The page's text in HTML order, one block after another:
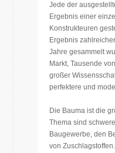
Jede der
Ergebnis einer
Konstrukteuren
Ergebnis
Jahre gesammelt
Markt, Tausende
großer
perfektere und
Die Bauma ist die
Thema sind
Baugewerbe, den
von